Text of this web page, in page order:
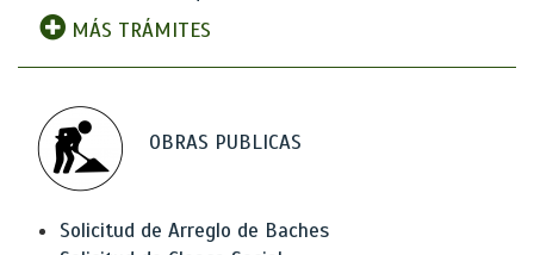
MÁS TRÁMITES
OBRAS PUBLICAS
Solicitud de Arreglo de Baches